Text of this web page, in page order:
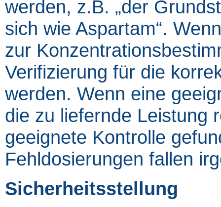
werden, z.B. „der
sich wie Aspartam“.
zur
Verifizierung für die
werden. Wenn eine
die zu liefernde Leistung
geeignete Kontrolle
Fehldosierungen fallen
Sicherheitsstellung